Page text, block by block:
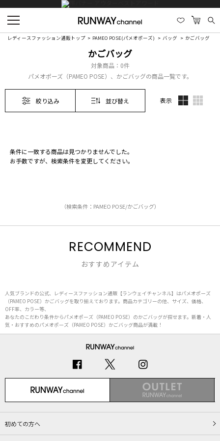
レディースファッション通販トップ PAMEO POSE(パメオポーズ) バッグ かごバッグ
かごバッグ
対象商品： 0件
パメオポーズ（PAMEO POSE）、かごバッグの商品一覧です。
絞り込み 並び替え 表示
条件に一致する商品は見つかりませんでした。
お手数ですが、検索条件を変更してください。
（検索条件：PAMEO POSE/かごバッグ）
RECOMMEND
おすすめアイテム
人気ブランドの公式、レディースファッション通販【ランウェイチャンネル】はパメオポーズ
（PAMEO POSE）かごバッグを取り揃えております。商品カテゴリーの他、サイズ、価格、
OFF率、カラー等、
あなたのこだわり条件からパメオポーズ（PAMEO POSE）のかごバッグが探せます。新着・人
気・おすすめのパメオポーズ（PAMEO POSE）かごバッグ商品が満載！
初めての方へ